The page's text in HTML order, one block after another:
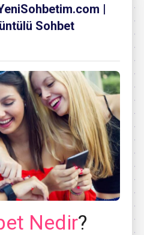
|
Sohbet
Nedir?